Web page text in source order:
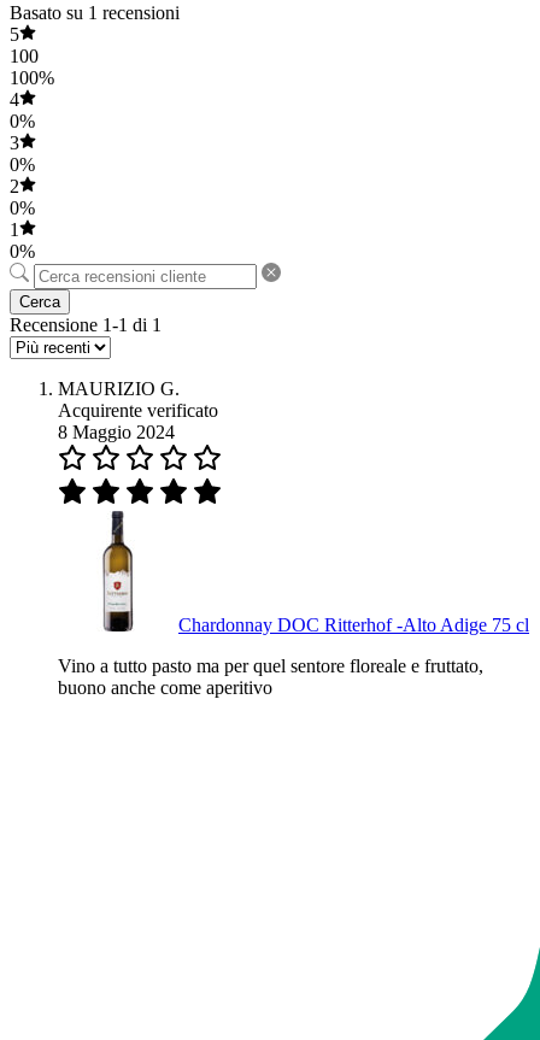
Basato su 1 recensioni
5
100
100%
4
0%
3
0%
2
0%
1
0%
Cerca
Recensione 1-1 di 1
MAURIZIO G.
Acquirente verificato
8 Maggio 2024
Chardonnay DOC Ritterhof -Alto Adige 75 cl
Vino a tutto pasto ma per quel sentore floreale e fruttato,
buono anche come aperitivo